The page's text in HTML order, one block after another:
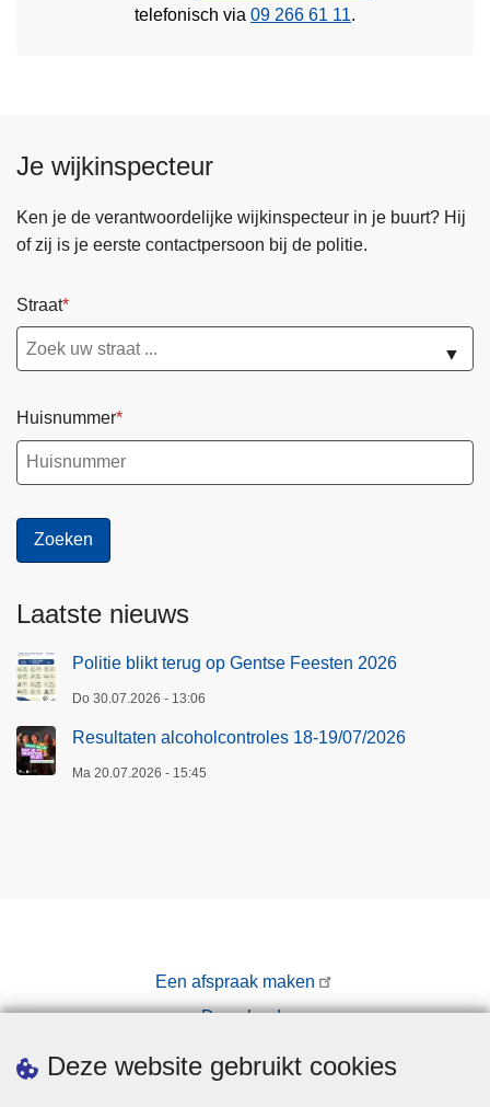
Deze website gebruikt cookies
telefonisch via 09 266 61 11.
Je wijkinspecteur
Ken je de verantwoordelijke wijkinspecteur in je buurt? Hij
of zij is je eerste contactpersoon bij de politie.
Straat
▼
Huisnummer
Laatste nieuws
Politie blikt terug op Gentse Feesten 2026
Do 30.07.2026 - 13:06
Resultaten alcoholcontroles 18-19/07/2026
Ma 20.07.2026 - 15:45
Een afspraak maken
Downloads